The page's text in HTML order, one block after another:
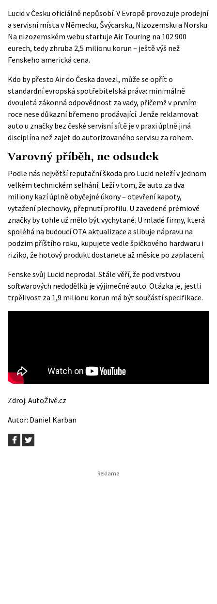
Lucid v Česku oficiálně nepůsobí. V Evropě provozuje prodejní
a servisní místa v Německu, Švýcarsku, Nizozemsku a Norsku.
Na nizozemském webu startuje Air Touring na 102 900
eurech, tedy zhruba 2,5 milionu korun – ještě výš než
Fenskeho americká cena.
Kdo by přesto Air do Česka dovezl, může se opřít o
standardní evropská spotřebitelská práva: minimálně
dvouletá zákonná odpovědnost za vady, přičemž v prvním
roce nese důkazní břemeno prodávající. Jenže reklamovat
auto u značky bez české servisní sítě je v praxi úplně jiná
disciplína než zajet do autorizovaného servisu za rohem.
Varovný příběh, ne odsudek
Podle nás největší reputační škoda pro Lucid neleží v jednom
velkém technickém selhání. Leží v tom, že auto za dva
miliony kazí úplně obyčejné úkony – otevření kapoty,
vytažení plechovky, přepnutí profilu. U zavedené prémiové
značky by tohle už mělo být vychytané. U mladé firmy, která
spoléhá na budoucí OTA aktualizace a slibuje nápravu na
podzim příštího roku, kupujete vedle špičkového hardwaru i
riziko, že hotový produkt dostanete až měsíce po zaplacení.
Fenske svůj Lucid neprodal. Stále věří, že pod vrstvou
softwarových nedodělků je výjimečné auto. Otázka je, jestli
trpělivost za 1,9 milionu korun má být součástí specifikace.
Zdroj: AutoŽivě.cz
Autor: Daniel Karban